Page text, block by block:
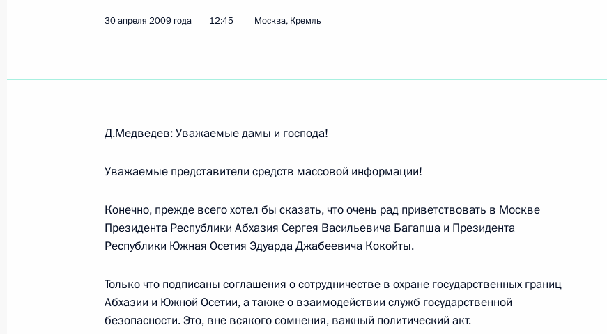
Встреча с генеральным директором государственной
Анатолием Чубайсом
Стенографический отчёт о встрече с активом Коммунистической
12 мая 2009 года, 17:45 Московская область, Барвиха
30 апреля 2009 года 12:45 Москва, Кремль
Д.Медведев: Уважаемые дамы и господа!
Уважаемые представители средств массовой информации!
Конечно, прежде всего хотел бы сказать, что очень рад приветствовать в Москве
Президента Республики Абхазия Сергея Васильевича Багапша и Президента
Республики Южная Осетия Эдуарда Джабеевича Кокойты.
Только что подписаны соглашения о сотрудничестве в охране государственных границ
Абхазии и Южной Осетии, а также о взаимодействии служб государственной
безопасности. Это, вне всякого сомнения, важный политический акт.